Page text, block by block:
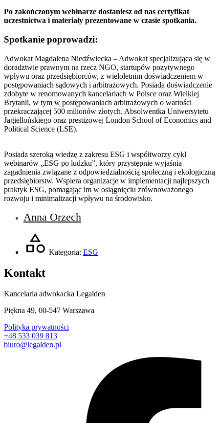
Po zakończonym webinarze dostaniesz od nas certyfikat
uczestnictwa i materiały prezentowane w czasie spotkania.
Spotkanie poprowadzi:
Adwokat Magdalena Niedźwiecka – Adwokat specjalizująca się w
doradztwie prawnym na rzecz NGO, startupów pozytywnego
wpływu oraz przedsiębiorców, z wieloletnim doświadczeniem w
postępowaniach sądowych i arbitrażowych. Posiada doświadczenie
zdobyte w renomowanych kancelariach w Polsce oraz Wielkiej
Brytanii, w tym w postępowaniach arbitrażowych o wartości
przekraczającej 500 milionów złotych. Absolwentka Uniwersytetu
Jagiellońskiego oraz prestiżowej London School of Economics and
Political Science (LSE).
Posiada szeroką wiedzę z zakresu ESG i współtworzy cykl
webinarów „ESG po ludzku”, który przystępnie wyjaśnia
zagadnienia związane z odpowiedzialnością społeczną i ekologiczną
przedsiębiorstw. Wspiera organizacje w implementacji najlepszych
praktyk ESG, pomagając im w osiągnięciu zrównoważonego
rozwoju i minimalizacji wpływu na środowisko.
Anna Orzech
Kategoria: ESG
Kontakt
Kancelaria adwokacka Legalden
Piękna 49, 00-547 Warszawa
Polityka prywatności
+48 533 039 813
biuro@legalden.pl